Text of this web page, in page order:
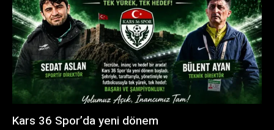
Kars 36 Spor’da yeni dönem